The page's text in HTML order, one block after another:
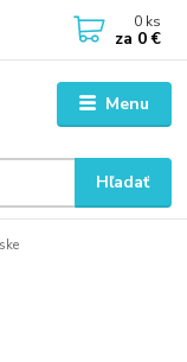
Menu
Hľadať
0 ks
za 0 €